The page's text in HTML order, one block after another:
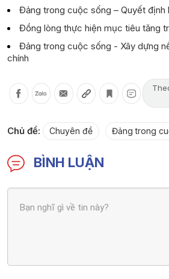
Đảng trong cuộc sống – Quyết định
Đồng lòng thực hiện mục tiêu tăng
Đảng trong cuộc sống - Xây dựng
chính
Chủ đề: Chuyên đề Đảng trong
BÌNH LUẬN